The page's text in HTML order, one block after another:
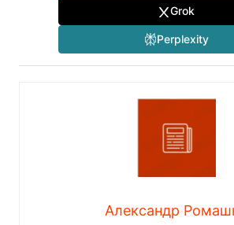
Grok
Perplexity
Александр